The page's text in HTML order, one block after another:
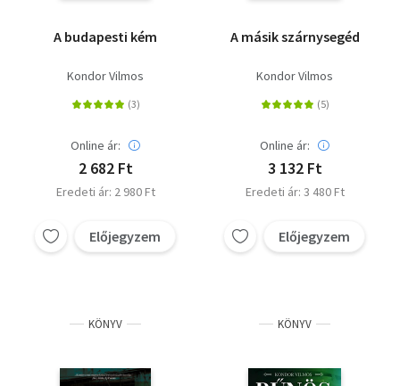
A budapesti kém
Kondor Vilmos
Online ár:
2 682 Ft
Eredeti ár: 2 980 Ft
Előjegyzem
A másik szárnysegéd
Kondor Vilmos
Online ár:
3 132 Ft
Eredeti ár: 3 480 Ft
Előjegyzem
KÖNYV KÖNYV